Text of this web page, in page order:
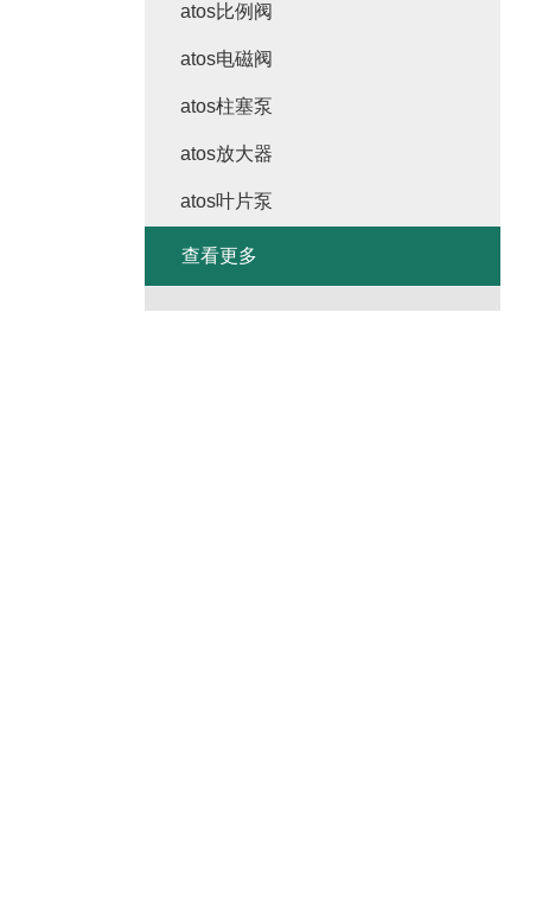
atos比例阀
atos电磁阀
atos柱塞泵
atos放大器
atos叶片泵
查看更多